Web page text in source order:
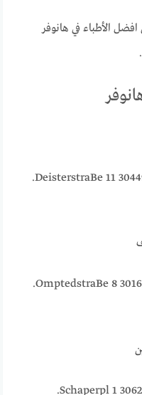
الأطباء في هانوفر